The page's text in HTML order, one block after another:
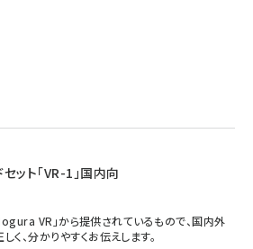
ット「VR-1」国内向
VR」から提供されているもので、国内外
く、分かりやすくお伝えします。